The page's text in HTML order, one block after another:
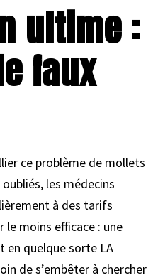
ultime :
faux
ce problème de mollets
les médecins
à des tarifs
le moins efficace : une
en quelque sorte LA
de s’embêter à chercher